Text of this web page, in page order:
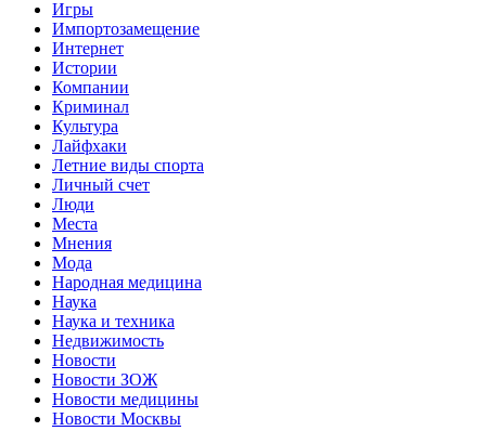
Игры
Импортозамещение
Интернет
Истории
Компании
Криминал
Культура
Лайфхаки
Летние виды спорта
Личный счет
Люди
Места
Мнения
Мода
Народная медицина
Наука
Наука и техника
Недвижимость
Новости
Новости ЗОЖ
Новости медицины
Новости Москвы